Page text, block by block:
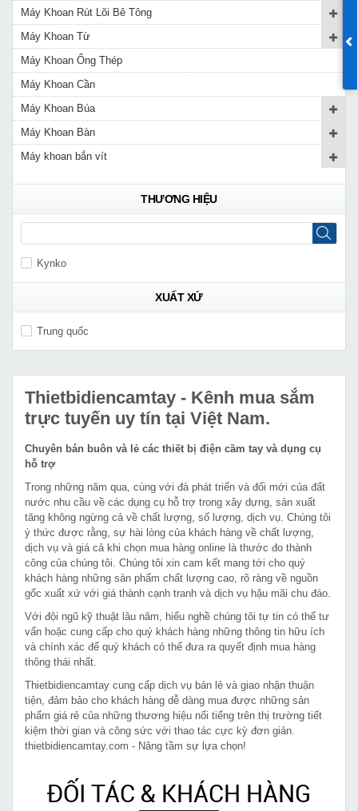
Máy Khoan Rút Lõi Bê Tông
Máy Khoan Từ
Máy Khoan Ống Thép
Máy Khoan Cần
Máy Khoan Búa
Máy Khoan Bàn
Máy khoan bắn vít
THƯƠNG HIỆU
Kynko
XUẤT XỨ
Trung quốc
Thietbidiencamtay - Kênh mua sắm
trực tuyến uy tín tại Việt Nam.
Chuyên bán buôn và lẻ các thiết bị điện cầm tay và dụng cụ
hỗ trợ
Trong những năm qua, cùng với đà phát triển và đổi mới của đất
nước nhu cầu về các dụng cụ hỗ trợ trong xây dựng, sản xuất
tăng không ngừng cả về chất lượng, số lượng, dịch vụ. Chúng tôi
ý thức được rằng, sự hài lòng của khách hàng về chất lượng,
dịch vụ và giá cả khi chọn mua hàng online là thước đo thành
công của chúng tôi. Chúng tôi xin cam kết mang tới cho quý
khách hàng những sản phẩm chất lượng cao, rõ ràng về nguồn
gốc xuất xứ với giá thành cạnh tranh và dịch vụ hậu mãi chu đáo.
Với đội ngũ kỹ thuật lâu năm, hiểu nghề chúng tôi tự tin có thể tư
vấn hoặc cung cấp cho quý khách hàng những thông tin hữu ích
và chính xác để quý khách có thể đưa ra quyết định mua hàng
thông thái nhất.
Thietbidiencamtay cung cấp dịch vụ bán lẻ và giao nhận thuận
tiện, đảm bảo cho khách hàng dễ dàng mua được những sản
phẩm giá rẻ của những thương hiệu nổi tiếng trên thị trường tiết
kiệm thời gian và công sức với thao tác cực kỳ đơn giản.
thietbidiencamtay.com - Nâng tầm sự lựa chọn!
ĐỐI TÁC & KHÁCH HÀNG